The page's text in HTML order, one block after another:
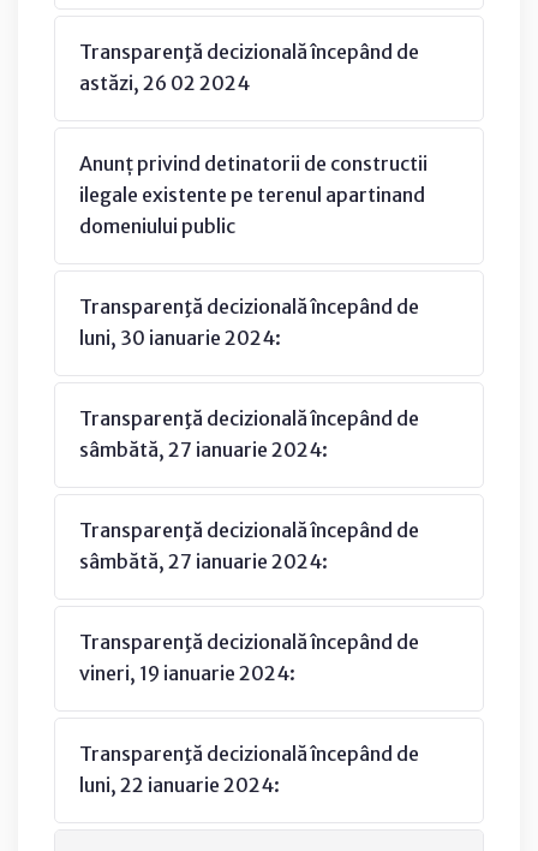
Transparenţă decizională începând de
astăzi, 26 02 2024
Anunț privind detinatorii de constructii
ilegale existente pe terenul apartinand
domeniului public
Transparenţă decizională începând de
luni, 30 ianuarie 2024:
Transparenţă decizională începând de
sâmbătă, 27 ianuarie 2024:
Transparenţă decizională începând de
sâmbătă, 27 ianuarie 2024:
Transparenţă decizională începând de
vineri, 19 ianuarie 2024:
Transparenţă decizională începând de
luni, 22 ianuarie 2024: